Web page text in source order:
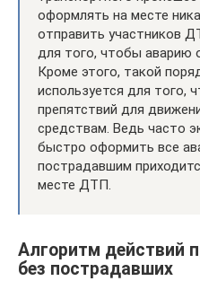
оформлять на месте
отправить участников
для того, чтобы аварию
Кроме этого, такой
используется для того,
препятствий для
средствам. Ведь часто
быстро оформить все
пострадавшим
месте ДТП.
Алгоритм действий
без пострадавших